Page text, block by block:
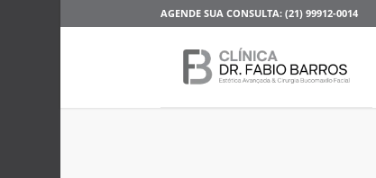
AGENDE SUA CONSULTA: (21) 99912-0014